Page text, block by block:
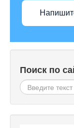
Поиск по